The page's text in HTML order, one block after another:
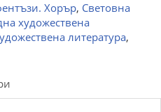
Хорър, Световна
художествена
литература,